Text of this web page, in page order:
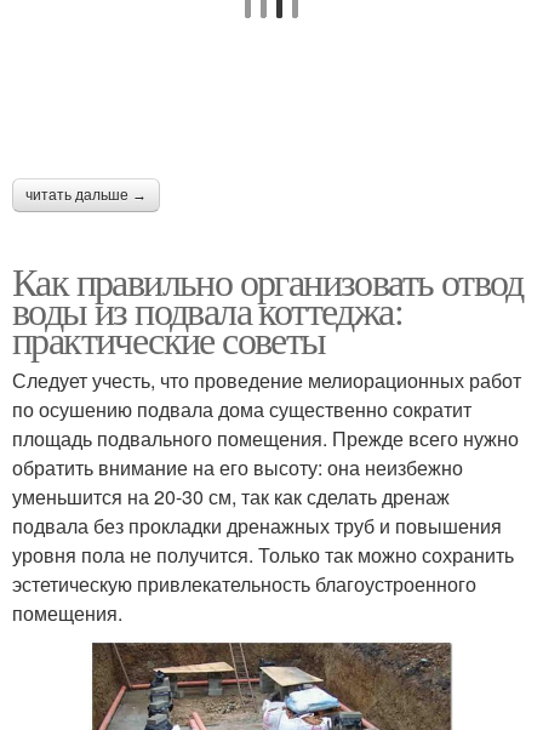
читать дальше →
Как правильно организовать отвод
воды из подвала коттеджа:
практические советы
Следует учесть, что проведение мелиорационных работ
по осушению подвала дома существенно сократит
площадь подвального помещения. Прежде всего нужно
обратить внимание на его высоту: она неизбежно
уменьшится на 20-30 см, так как сделать дренаж
подвала без прокладки дренажных труб и повышения
уровня пола не получится. Только так можно сохранить
эстетическую привлекательность благоустроенного
помещения.